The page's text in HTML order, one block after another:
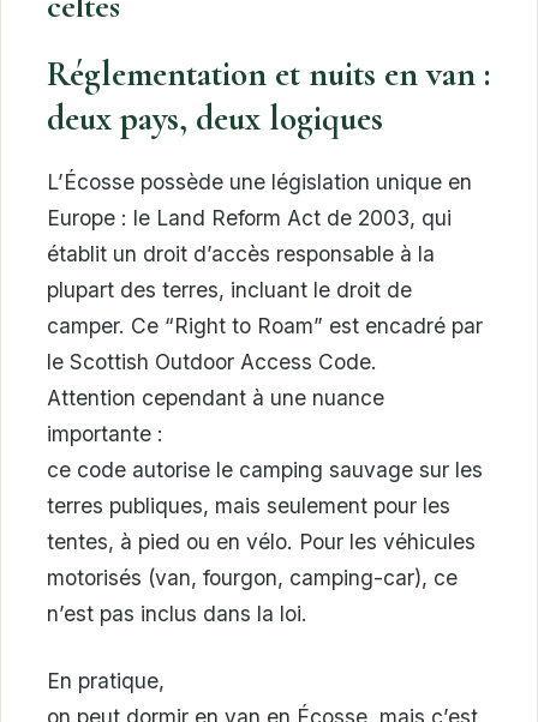
Réglementation et nuits en van :
deux pays, deux logiques
L’Écosse possède une législation unique en
Europe : le Land Reform Act de 2003, qui
établit un droit d’accès responsable à la
plupart des terres, incluant le droit de
camper. Ce “Right to Roam” est encadré par
le Scottish Outdoor Access Code.
Attention cependant à une nuance
importante :
ce code autorise le camping sauvage sur les
terres publiques, mais seulement pour les
tentes, à pied ou en vélo. Pour les véhicules
motorisés (van, fourgon, camping-car), ce
n’est pas inclus dans la loi.
En pratique,
on peut dormir en van en Écosse, mais c’est